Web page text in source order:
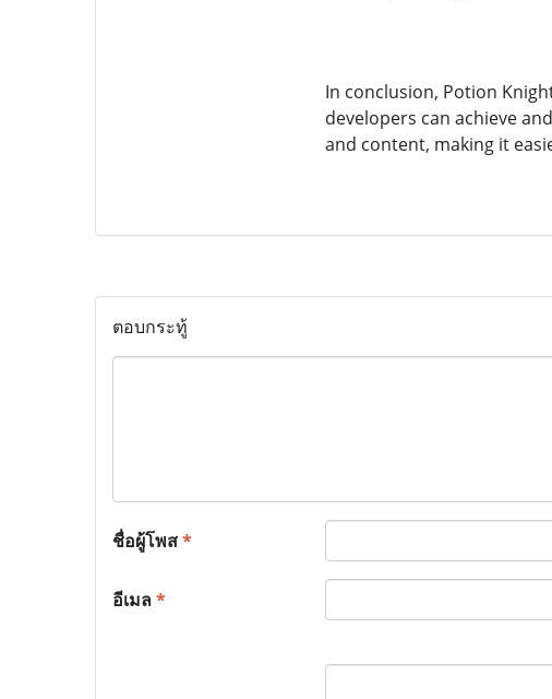
In conclusion, Potion
developers can achieve
and content, making it
ตอบกระทู้
ชื่อผู้โพส*
อีเมล*